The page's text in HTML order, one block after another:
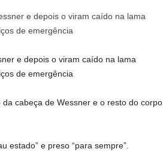
e depois o viram caído na lama
de emergência
cabeça de Wessner e o resto do corpo,
estado” e preso “para sempre”.